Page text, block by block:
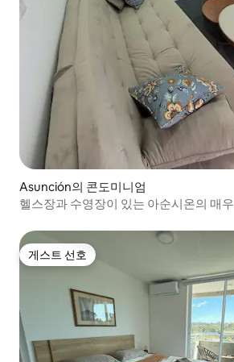
Asunción의 콘도미니엄
헬스장과 수영장이 있는 아순시온의 매
게스트 선호
게스트 선호